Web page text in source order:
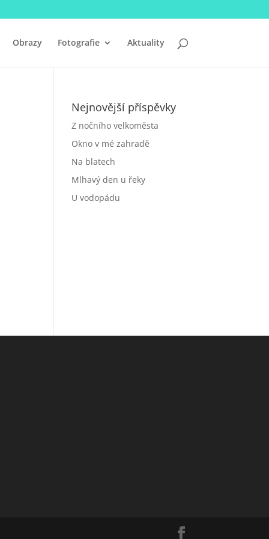
Obrazy Fotografie Aktuality
Nejnovější příspěvky
Z nočního velkoměsta
Okno v mé zahradě
Na blatech
Mlhavý den u řeky
U vodopádu